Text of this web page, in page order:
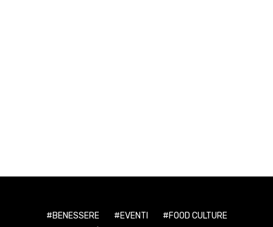
BENESSERE EVENTI FOOD CULTURE